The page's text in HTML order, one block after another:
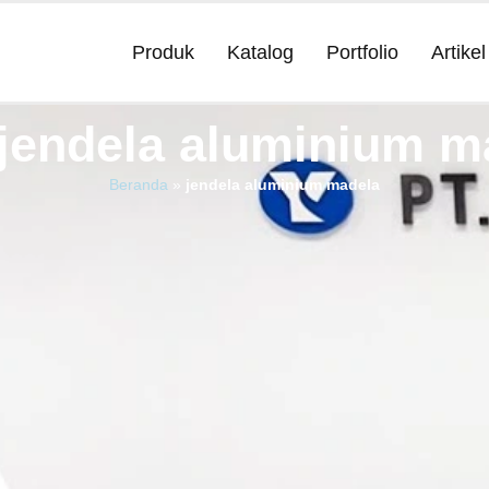
Produk Katalog Portfolio Artikel
aluminium
Beranda » jendela aluminium madela